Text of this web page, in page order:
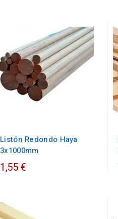
Listón Redondo Haya
3x1000mm
1,55 €